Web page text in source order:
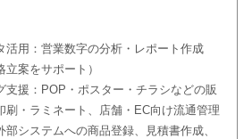
活用：営業数字の分析・レポート作成
立案をサポート）
支援：POP・ポスター・チラシなどの販
刷・ラミネート、店舗・EC向け流通管理
部システムへの商品登録、見積書作成、